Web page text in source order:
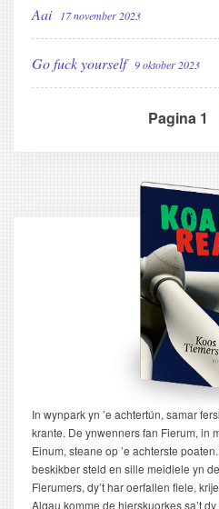
Aai 17 november 2023
Go fuck yourself 9 oktober 2023
Pagina 1
In wynpark yn ’e achtertún, samar
krante. De ynwenners fan Fierum, in
Einum, steane op ’e achterste
beskikber steld en sille meidiele yn
Fierumers, dy’t har oerfallen fiele,
Algau komme de hierskuorkes sa’t